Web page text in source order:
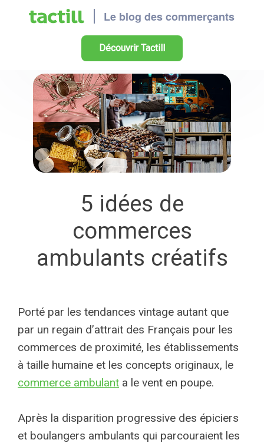
Découvrir Tactill
5 idées de
commerces
ambulants créatifs
Porté par les tendances vintage autant que
par un regain d’attrait des Français pour les
commerces de proximité, les établissements
à taille humaine et les concepts originaux, le
commerce ambulant a le vent en poupe.
Après la disparition progressive des épiciers
et boulangers ambulants qui parcouraient les